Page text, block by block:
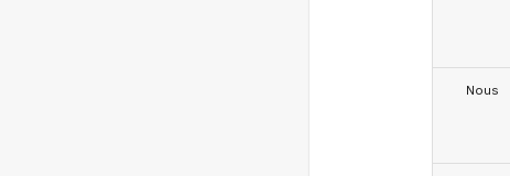
Nous